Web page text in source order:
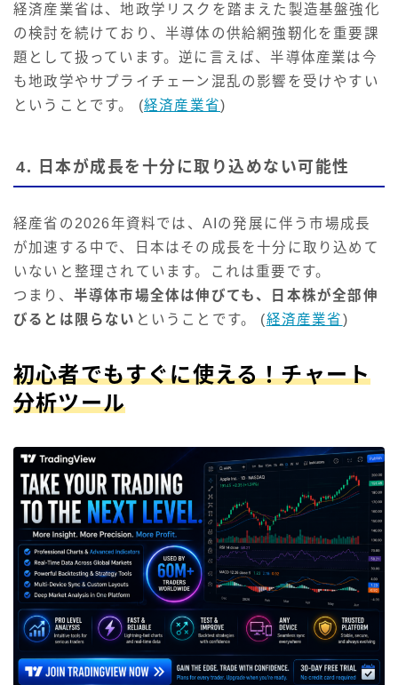
経済産業省は、地政学リスクを踏まえた製造基盤強化
の検討を続けており、半導体の供給網強靭化を重要課
題として扱っています。逆に言えば、半導体産業は今
も地政学やサプライチェーン混乱の影響を受けやすい
ということです。 (経済産業省)
4. 日本が成長を十分に取り込めない可能性
経産省の2026年資料では、AIの発展に伴う市場成長
が加速する中で、日本はその成長を十分に取り込めて
いないと整理されています。これは重要です。
つまり、 半導体市場全体は伸びても、日本株が全部伸
びるとは限らない ということです。 (経済産業省)
初心者でもすぐに使える！チャート
分析ツール